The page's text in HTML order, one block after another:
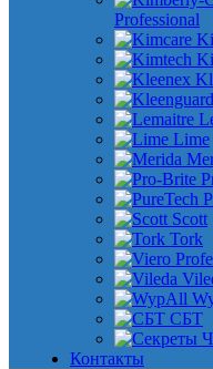
Professional
Lime
Scott
Tork
СБТ
Контакты